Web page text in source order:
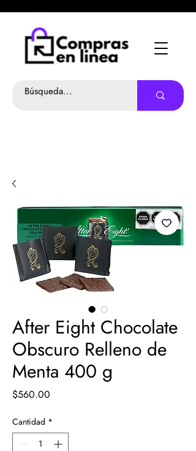
After Eight Chocolate
Obscuro Relleno de
Menta 400 g
$560.00
Cantidad *